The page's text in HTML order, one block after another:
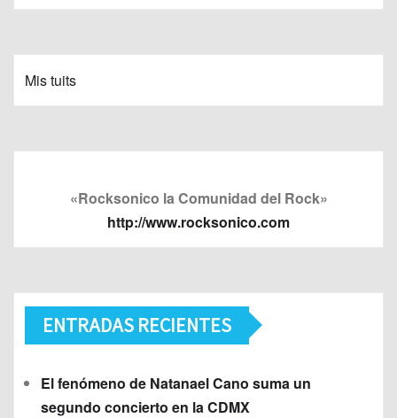
Mis tuits
«Rocksonico la Comunidad del Rock»
http://www.rocksonico.com
ENTRADAS RECIENTES
El fenómeno de Natanael Cano suma un
segundo concierto en la CDMX